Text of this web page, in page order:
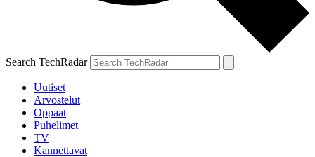
Search TechRadar
Uutiset
Arvostelut
Oppaat
Puhelimet
TV
Kannettavat